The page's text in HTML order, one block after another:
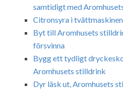
samtidigt med
Citronsyra i
Byt till Aromhusets
försvinna
Bygg ett tydligt
Aromhusets stilldrink
Dyr läsk ut, Aromhusets